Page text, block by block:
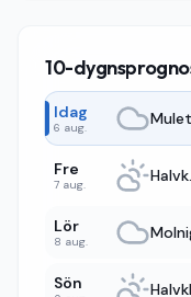
10-
Idag
6 aug. Mulet
Fre
7 aug.
Lör
8 aug.
Sön